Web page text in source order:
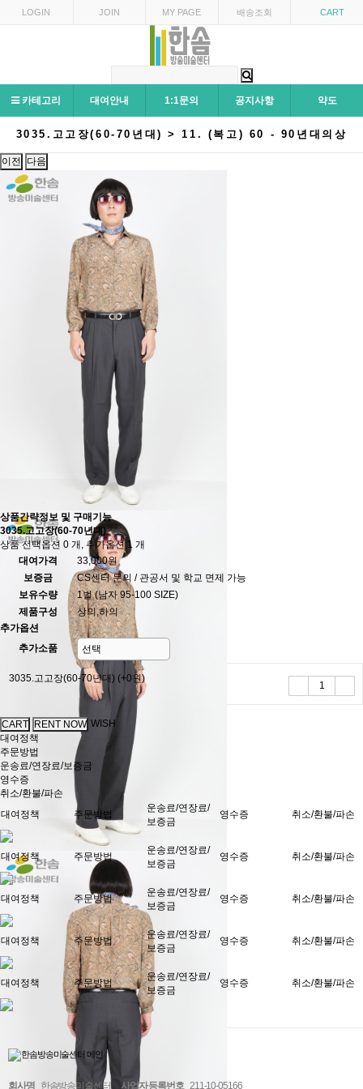
LOGIN JOIN MY PAGE 배송조회 CART
카테고리 대여안내 1:1문의 공지사항 약도
3035.고고장(60-70년대) > 11. (복고) 60 - 90년대의상
이전 다음
상품간략정보 및 구매기능
3035.고고장(60-70년대)
상품 선택옵션 0 개, 추가옵션 1 개
대여가격
33,000원
보증금
CS센터 문의 / 관공서 및 학교 면제 가능
보유수량
1벌 (남자 95-100 SIZE)
제품구성
상의,하의
추가옵션
추가소품
3035.고고장(60-70년대) (+0원)
WISH
대여정책
주문방법
운송료/연장료/보증금
영수증
취소/환불/파손
대여정책
주문방법
운송료/연장료/
보증금
영수증 취소/환불/파손
대여정책 주문방법
운송료/연장료/
보증금
영수증 취소/환불/파손
대여정책 주문방법
운송료/연장료/
보증금
영수증 취소/환불/파손
대여정책 주문방법
운송료/연장료/
보증금
영수증 취소/환불/파손
대여정책 주문방법
운송료/연장료/
보증금
영수증 취소/환불/파손
회사명 한솜방송미술센터 사업자 등록번호 211-10-05166